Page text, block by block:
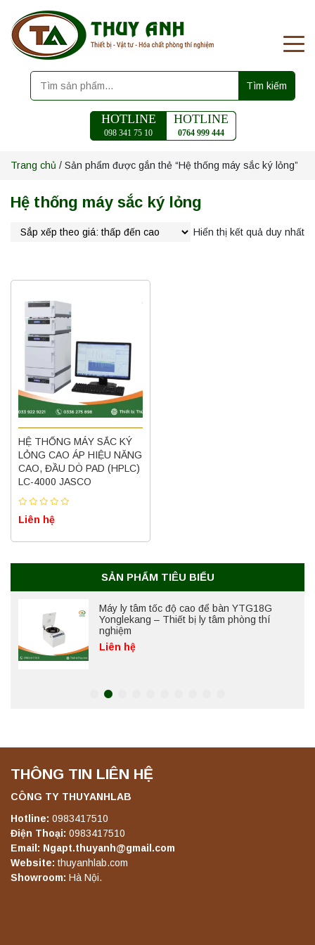
Tìm kiếm
HOTLINE
098 341 75 10
HOTLINE
0764 999 444
Trang chủ / Sản phẩm được gắn thẻ “Hệ thống máy sắc ký lỏng”
Hệ thống máy sắc ký lỏng
Hiển thị kết quả duy nhất
HỆ THỐNG MÁY SẮC KÝ
LỎNG CAO ÁP HIỆU NĂNG
CAO, ĐẦU DÒ PAD (HPLC)
LC-4000 JASCO
Liên hệ
SẢN PHẨM TIÊU BIỂU
Máy ly tâm tốc độ cao để bàn YTG16B
Yonglekang – Thiết bị ly tâm phòng thí
nghiệm
Máy ly tâm tốc độ cao để bàn YTG18G
Yonglekang – Thiết bị ly tâm phòng thí
nghiệm
Liên hệ
Máy chưng cất tự động YDL-06 Yonglekang
chính hãng – Thiết bị chưng cất mẫu nước
Máy chưng cất tự động YDL-08 Yonglekang
chính hãng – Thiết bị chưng cất mẫu nước
phòng thí nghiệm
Máy ly tâm tốc độ thấp để bàn YKL04A
Yonglekang – Máy ly tâm phòng thí nghiệm
Liên hệ
THÔNG TIN LIÊN HỆ
CÔNG TY THUYANHLAB
Hotline: 0983417510
Điện Thoại: 0983417510
Email: Ngapt.thuyanh@gmail.com
Website: thuyanhlab.com
Showroom: Hà Nội.